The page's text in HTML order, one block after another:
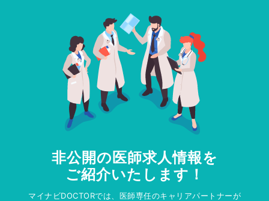
非公開の医師求人情報を
ご紹介いたします！
マイナビDOCTORでは、医師専任のキャリアパートナーが